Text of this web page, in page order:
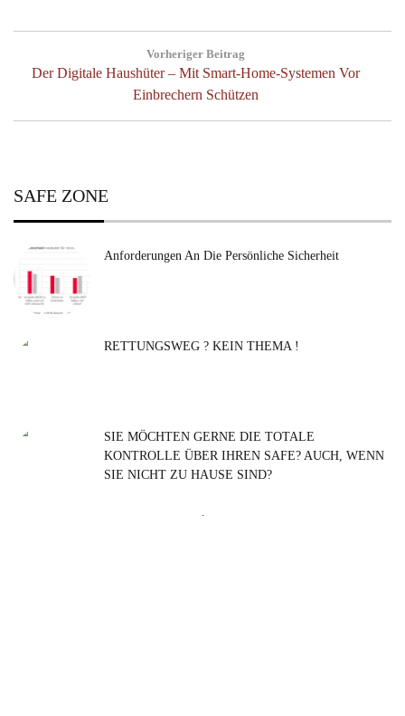
Vorheriger Beitrag
Previous
Der Digitale Haushüter – Mit Smart-Home-Systemen Vor
Einbrechern Schützen
SAFE ZONE
Anforderungen An Die Persönliche Sicherheit
RETTUNGSWEG ? KEIN THEMA !
SIE MÖCHTEN GERNE DIE TOTALE
KONTROLLE ÜBER IHREN SAFE? AUCH, WENN
SIE NICHT ZU HAUSE SIND?